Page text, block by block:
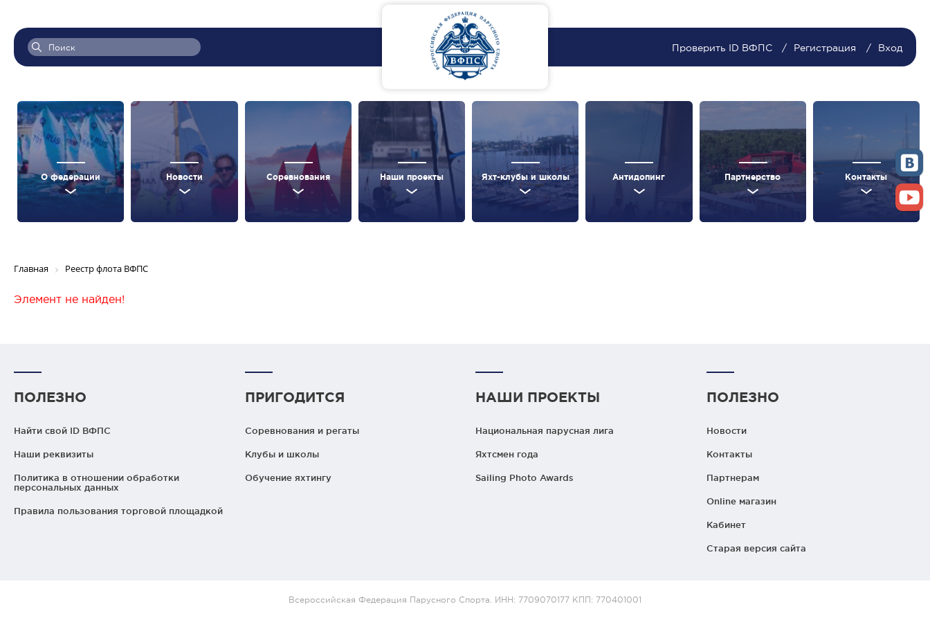
Проверить ID ВФПС Регистрация Вход
О федерации Новости Соревнования Наши проекты Яхт-клубы и школы Антидопинг Партнерство Контакты
Главная Реестр флота ВФПС
Элемент не найден!
ПОЛЕЗНО
Найти свой ID ВФПС
Наши реквизиты
Политика в отношении обработки
персональных данных
Правила пользования торговой площадкой
ПРИГОДИТСЯ
Соревнования и регаты
Клубы и школы
Обучение яхтингу
НАШИ ПРОЕКТЫ
Национальная парусная лига
Яхтсмен года
Sailing Photo Awards
ПОЛЕЗНО
Новости
Контакты
Партнерам
Online магазин
Кабинет
Старая версия сайта
Всероссийская Федерация Парусного Спорта. ИНН: 7709070177 КПП: 770401001